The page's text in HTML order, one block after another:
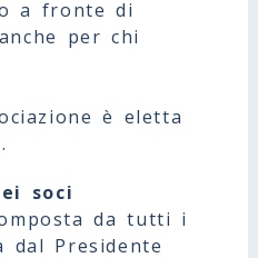
a fronte di
per chi
è eletta
soci
da tutti i
dal Presidente